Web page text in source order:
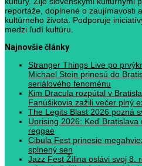
reportáže, doplnené o zaujímavosti
kultúrneho života. Podporuje
medzi ľudí kultúru.
Najnovšie články
Stranger Things Live po
Michael Stein prinesú do
seriálového fenoménu
Kim Dracula rozpútal v
Fanúšikovia zažili večer plný
The Legits Blast 2026 pozná
Uprising 2026: Keď
reggae
Cibula Fest prinesie
splnený sen
Jazz Fest Žilina oslávi svoj 8.